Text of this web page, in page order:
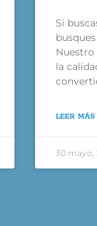
Si
la
LEER MÁS
30 mayo,